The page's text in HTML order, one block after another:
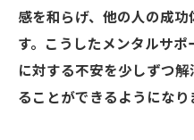
感を和らげ、他の人の成
す。こうしたメンタルサ
に対する不安を少しずつ
ることができるようになり